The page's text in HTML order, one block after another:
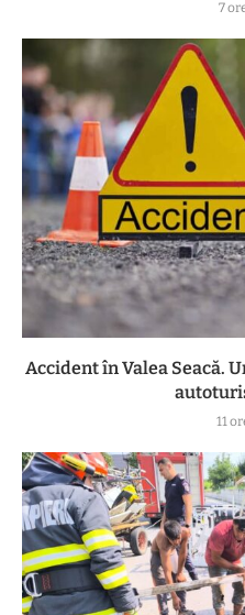
7
Accident în Valea Seacă.
11